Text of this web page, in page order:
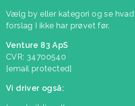
Vælg by eller kategori og se
forslag I ikke har prøvet før.
Venture 83 ApS
CVR: 34700540
[email protected]
Vi driver også: